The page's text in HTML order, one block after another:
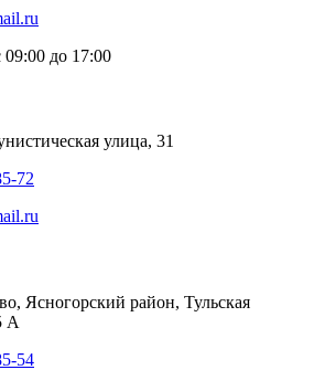
09:00 до 17:00
улица, 31
72
Ясногорский район, Тульская
А
54